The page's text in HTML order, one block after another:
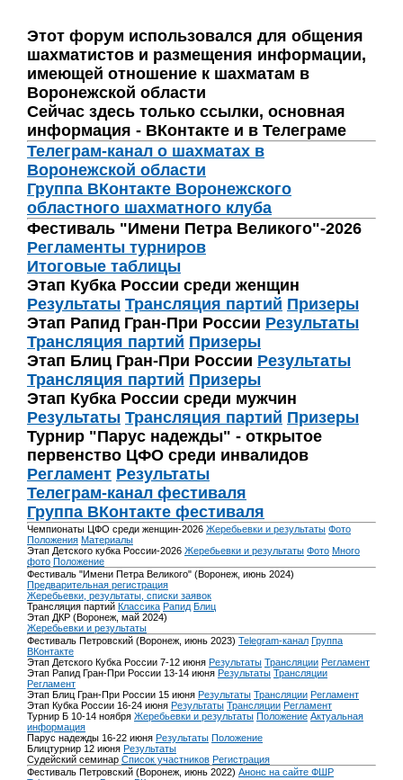
Этот форум использовался для общения
шахматистов и размещения информации,
имеющей отношение к шахматам в
Воронежской области
Сейчас здесь только ссылки, основная
информация - ВКонтакте и в Телеграме
Телеграм-канал о шахматах в
Воронежской области
Группа ВКонтакте Воронежского
областного шахматного клуба
Фестиваль "Имени Петра Великого"-2026
Регламенты турниров
Итоговые таблицы
Этап Кубка России среди женщин
Результаты Трансляция партий Призеры
Этап Рапид Гран-При России Результаты
Трансляция партий Призеры
Этап Блиц Гран-При России Результаты
Трансляция партий Призеры
Этап Кубка России среди мужчин
Результаты Трансляция партий Призеры
Турнир "Парус надежды" - открытое
первенство ЦФО среди инвалидов
Регламент Результаты
Телеграм-канал фестиваля
Группа ВКонтакте фестиваля
Чемпионаты ЦФО среди женщин-2026 Жеребьевки и результаты Фото
Положения Материалы
Этап Детского кубка России-2026 Жеребьевки и результаты Фото Много
фото Положение
Фестиваль "Имени Петра Великого" (Воронеж, июнь 2024)
Предварительная регистрация
Жеребьевки, результаты, списки заявок
Трансляция партий Классика Рапид Блиц
Этап ДКР (Воронеж, май 2024)
Жеребьевки и результаты
Фестиваль Петровский (Воронеж, июнь 2023) Telegram-канал Группа
ВКонтакте
Этап Детского Кубка России 7-12 июня Результаты Трансляции Регламент
Этап Рапид Гран-При России 13-14 июня Результаты Трансляции
Регламент
Этап Блиц Гран-При России 15 июня Результаты Трансляции Регламент
Этап Кубка России 16-24 июня Результаты Трансляции Регламент
Турнир Б 10-14 ноября Жеребьевки и результаты Положение Актуальная
информация
Парус надежды 16-22 июня Результаты Положение
Блицтурнир 12 июня Результаты
Судейский семинар Список участников Регистрация
Фестиваль Петровский (Воронеж, июнь 2022) Анонс на сайте ФШР